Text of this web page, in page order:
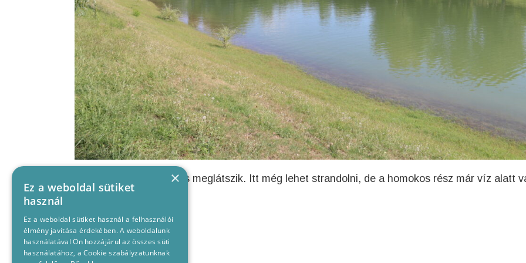
De az áradás a Sugón is meglátszik. Itt még lehet strandolni, de a homokos rész már víz alatt
×
Ez a weboldal sütiket
használ
Ez a weboldal sütiket használ a felhasználói
élmény javítása érdekében. A weboldalunk
használatával Ön hozzájárul az összes süti
használatához, a Cookie szabályzatunknak